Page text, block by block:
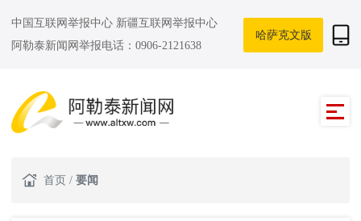
中国互联网举报中心 新疆互联网举报中心
阿勒泰新闻网举报电话：0906-2121638
哈萨克文版
首页 / 要闻